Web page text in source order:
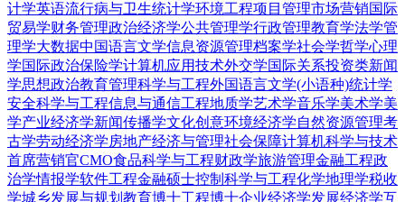
计学英语流行病与卫生统计学环境工程项目管理市场营销国际
贸易学财务管理政治经济学公共管理学行政管理教育学法学管
理学大数据中国语言文学信息资源管理档案学社会学哲学心理
学国际政治保险学计算机应用技术外交学国际关系投资类新闻
学思想政治教育管理科学与工程外国语言文学(小语种)统计学
安全科学与工程信息与通信工程地质学艺术学音乐学美术学美
学产业经济学新闻传播学文化创意环境经济学自然资源管理考
古学劳动经济学房地产经济与管理社会保障计算机科学与技术
首席营销官CMO食品科学与工程财政学旅游管理金融工程政
治学情报学软件工程金融硕士控制科学与工程化学地理学税收
学城乡发展与规划 教育博士工程博士企业经济学发展经济学互